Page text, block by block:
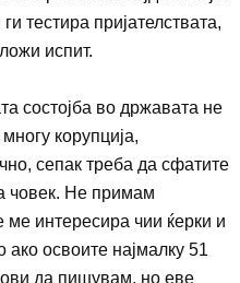
тестира пријателствата,
испит.
состојба во државата не
корупција,
сепак треба да сфатите
човек. Не примам
интересира чии ќерки и
освоите најмалку 51
да пишувам, но еве